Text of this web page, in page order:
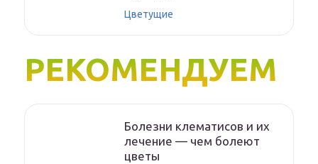
Цветущие
РЕКОМЕНДУЕМ
Болезни клематисов и их
лечение — чем болеют
цветы